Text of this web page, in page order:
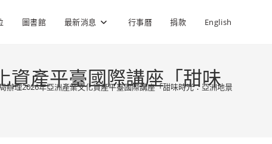
圖書館 最新消息 行事曆 捐款 English
資產平臺國際講座「甜味
辦理2026年亞洲產業文化資產平臺國際講座「甜味時光：亞洲地景中的糖業